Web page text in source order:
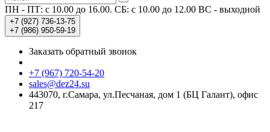
ПН - ПТ: с 10.00 до 16.00. СБ: с 10.00 до 12.00 ВС - выходной
+7 (927) 736-13-75
+7 (986) 950-59-19
Заказать обратный звонок
+7 (967) 720-54-20
sales@dez24.su
443070, г.Самара, ул.Песчаная, дом 1 (БЦ Галант), офис
217